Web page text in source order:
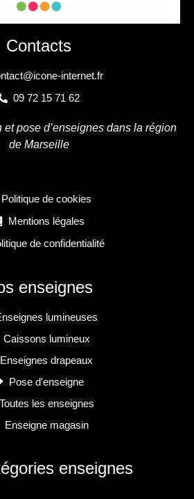
Contacts
internet.fr
09 72 15 71 62
pose d’enseignes dans la région
de Marseille
Politique de cookies
Mentions légales
de confidentialité
enseignes
lumineuses
Caissons lumineux
Enseignes drapeaux
Pose d'enseigne
Toutes les enseignes
Enseigne magasin
enseignes